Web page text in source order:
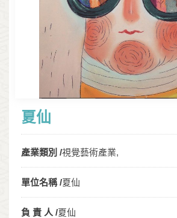
夏仙
產業類別 /視覺藝術產業,
單位名稱 /夏仙
負 責 人 /夏仙